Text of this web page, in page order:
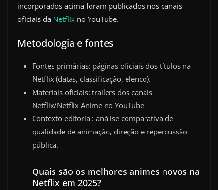
incorporados acima foram publicados nos canais
oficiais da Netflix no YouTube.
Metodologia e fontes
Fontes primárias: páginas oficiais dos títulos na
Netflix (datas, classificação, elenco).
Materiais oficiais: trailers dos canais
Netflix/Netflix Anime no YouTube.
Contexto editorial: análise comparativa de
qualidade de animação, direção e repercussão
pública.
Quais são os melhores animes novos na
Netflix em 2025?